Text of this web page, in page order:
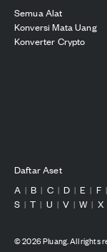
Semua Alat
Konversi Mata Uang
Konverter Crypto
Daftar Aset
A | B | C | D | E | F |
S | T | U | V | W | X
©2026Pluang. All rights